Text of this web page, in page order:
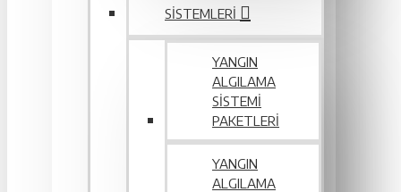
SISTEMLERI
YANGIN
ALGILAMA
SISTEMI
PAKETLERI
YANGIN
ALGILAMA